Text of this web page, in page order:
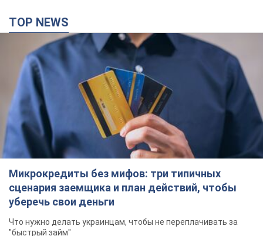
TOP NEWS
Микрокредиты без мифов: три типичных
сценария заемщика и план действий, чтобы
уберечь свои деньги
Что нужно делать украинцам, чтобы не переплачивать за
"быстрый займ"